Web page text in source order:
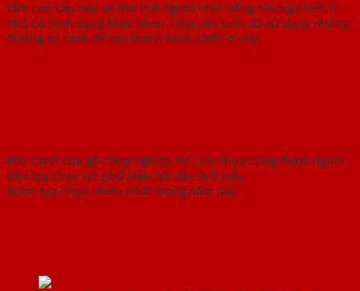
tắm cao cấp này lại thu hút người nhìn bằng những chiếc ô
nhỏ có hình dạng khác nhau. Nhà sản xuất đã sử dụng những
đường xẻ rãnh để tạo thành hình chiếc ô này.
Bên cạnh cửa gỗ công nghiệp thì cửa nhựa cũng được người
dân lựa chọn rất phổ biến. Và đây là 5 mẫu
được lựa chọn nhiều nhất trong năm nay.